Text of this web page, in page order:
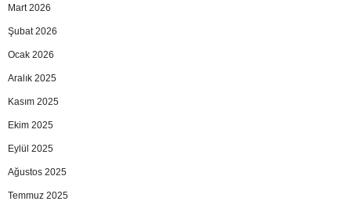
Mart 2026
Şubat 2026
Ocak 2026
Aralık 2025
Kasım 2025
Ekim 2025
Eylül 2025
Ağustos 2025
Temmuz 2025